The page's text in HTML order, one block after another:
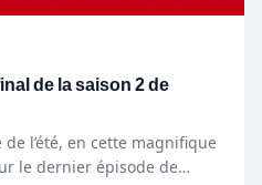
de la saison 2 de
l’été, en cette magnifique
le dernier épisode de…